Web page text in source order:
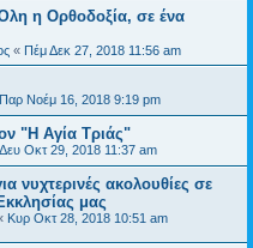
η Ορθοδοξία, σε ένα
« Πέμ Δεκ 27, 2018 11:56 am
Παρ Νοέμ 16, 2018 9:19 pm
"Η Αγία Τριάς"
Δευ Οκτ 29, 2018 11:37 am
νυχτερινές ακολουθίες σε
μας
Κυρ Οκτ 28, 2018 10:51 am